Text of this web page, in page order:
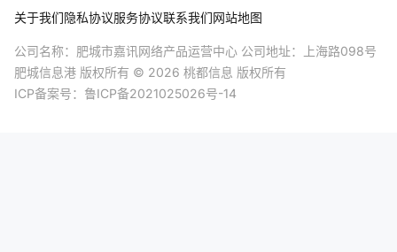
关于我们隐私协议服务协议联系我们网站地图
公司名称：肥城市嘉讯网络产品运营中心 公司地址：上海路098号
肥城信息港 版权所有 © 2026 桃都信息 版权所有
ICP备案号： 鲁ICP备2021025026号-14